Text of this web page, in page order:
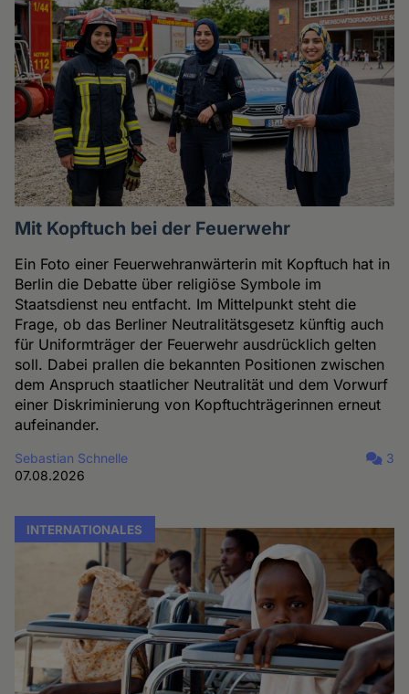
Mit Kopftuch bei der Feuerwehr
Ein Foto einer Feuerwehranwärterin mit Kopftuch hat in
Berlin die Debatte über religiöse Symbole im
Staatsdienst neu entfacht. Im Mittelpunkt steht die
Frage, ob das Berliner Neutralitätsgesetz künftig auch
für Uniformträger der Feuerwehr ausdrücklich gelten
soll. Dabei prallen die bekannten Positionen zwischen
dem Anspruch staatlicher Neutralität und dem Vorwurf
einer Diskriminierung von Kopftuchträgerinnen erneut
aufeinander.
Sebastian Schnelle
07.08.2026
3
INTERNATIONALES